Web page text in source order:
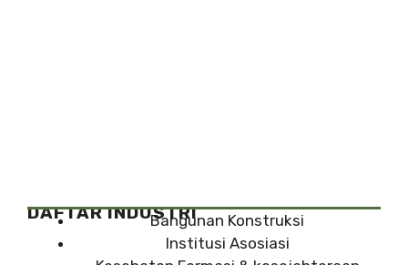
DAFTAR INDUSTRIBangunan Konstruksi
Institusi Asosiasi